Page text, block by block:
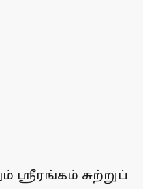
ஸ்ரீரங்கம் சுற்றுப்